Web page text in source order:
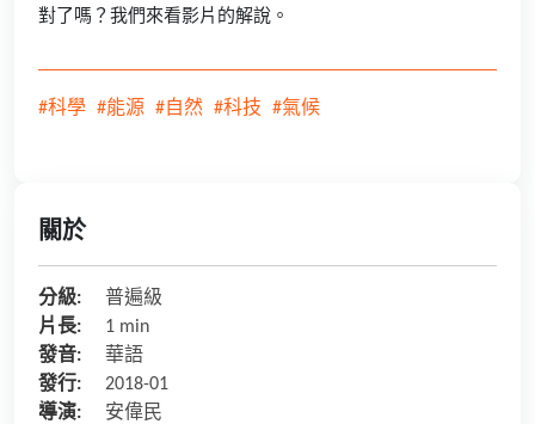
對了嗎？我們來看影片的解說。
#科學 #能源 #自然 #科技 #氣候
關於
分級:
普遍級
片長:
1 min
發音:
華語
發行:
2018-01
導演:
安偉民